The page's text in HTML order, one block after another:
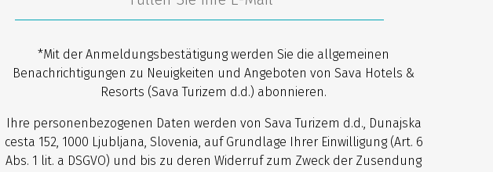
*Mit der Anmeldungsbestätigung werden Sie die allgemeinen
Benachrichtigungen zu Neuigkeiten und Angeboten von Sava Hotels &
Resorts (Sava Turizem d.d.) abonnieren.
Ihre personenbezogenen Daten werden von Sava Turizem d.d., Dunajska
cesta 152, 1000 Ljubljana, Slovenia, auf Grundlage Ihrer Einwilligung (Art. 6
Abs. 1 lit. a DSGVO) und bis zu deren Widerruf zum Zweck der Zusendung